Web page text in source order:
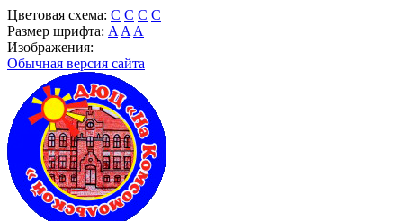
Цветовая схема: C C C C
Размер шрифта: A A A
Изображения:
Обычная версия сайта